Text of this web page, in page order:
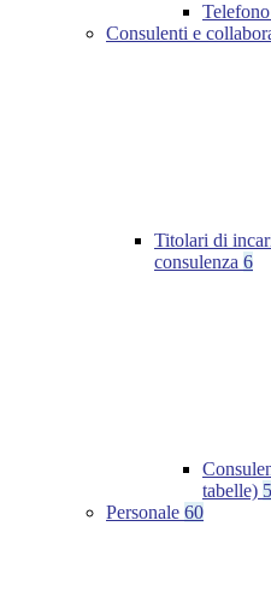
Consulenti e
Titolari di
consulenza 6
tabelle) 5
Personale 60